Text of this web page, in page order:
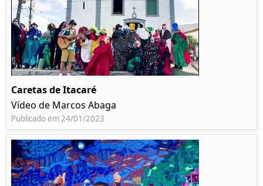
Caretas de Itacaré
Vídeo de Marcos Abaga
Publicado em 24/01/2023